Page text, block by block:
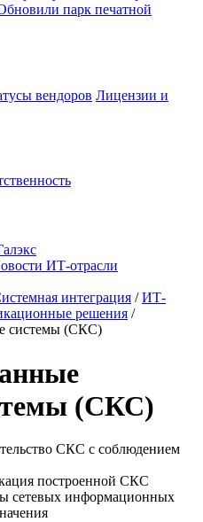
парк печатной
вендоров Лицензии и
ИТ-отрасли
интеграция / ИТ-
решения /
системы (СКС)
(СКС)
СКС с соблюдением
построенной СКС
сетевых информационных